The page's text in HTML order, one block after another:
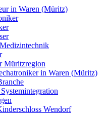
in Waren (Müritz)
Müritzregion
in Waren (Müritz)
Wendorf